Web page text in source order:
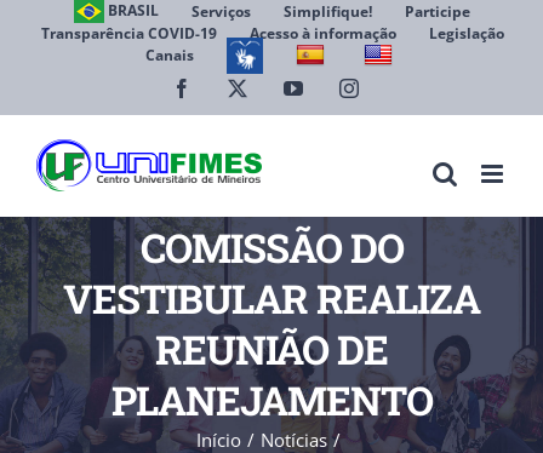
BRASIL Serviços Simplifique!
Participe
Transparência COVID-19
Acesso à informação
Legislação
Canais
Facebook YouTubeInstagram
COMISSÃO DO
VESTIBULAR REALIZA
REUNIÃO DE
PLANEJAMENTO
Início
Notícias